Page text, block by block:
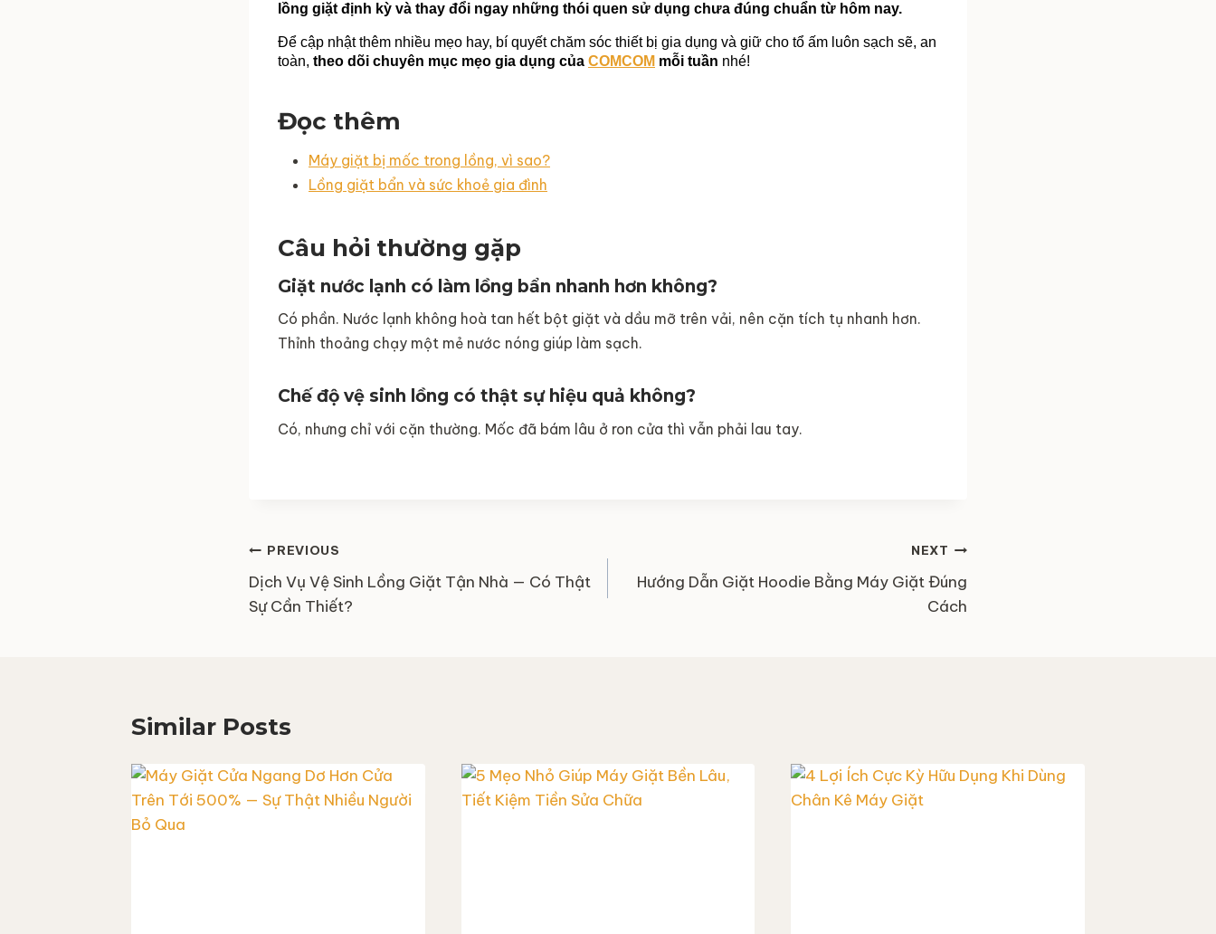
lồng giặt định kỳ và thay đổi ngay những thói quen sử dụng chưa đúng chuẩn từ hôm nay.
Để cập nhật thêm nhiều mẹo hay, bí quyết chăm sóc thiết bị gia dụng và giữ cho tổ ấm luôn sạch sẽ, an
toàn, theo dõi chuyên mục mẹo gia dụng của COMCOM mỗi tuần nhé!
Đọc thêm
Máy giặt bị mốc trong lồng, vì sao?
Lồng giặt bẩn và sức khoẻ gia đình
Câu hỏi thường gặp
Giặt nước lạnh có làm lồng bẩn nhanh hơn không?
Có phần. Nước lạnh không hoà tan hết bột giặt và dầu mỡ trên vải, nên cặn tích tụ nhanh hơn.
Thỉnh thoảng chạy một mẻ nước nóng giúp làm sạch.
Chế độ vệ sinh lồng có thật sự hiệu quả không?
Có, nhưng chỉ với cặn thường. Mốc đã bám lâu ở ron cửa thì vẫn phải lau tay.
Điều
hướng
bài
PREVIOUS
Dịch Vụ Vệ Sinh Lồng Giặt Tận Nhà — Có Thật
Sự Cần Thiết?
NEXT
Hướng Dẫn Giặt Hoodie Bằng Máy Giặt Đúng
Cách
Similar Posts